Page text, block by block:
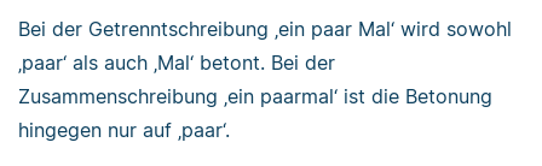
Bei der Getrenntschreibung ‚ein paar Mal‘ wird sowohl
‚paar‘ als auch ‚Mal‘ betont. Bei der
Zusammenschreibung ‚ein paarmal‘ ist die Betonung
hingegen nur auf ‚paar‘.